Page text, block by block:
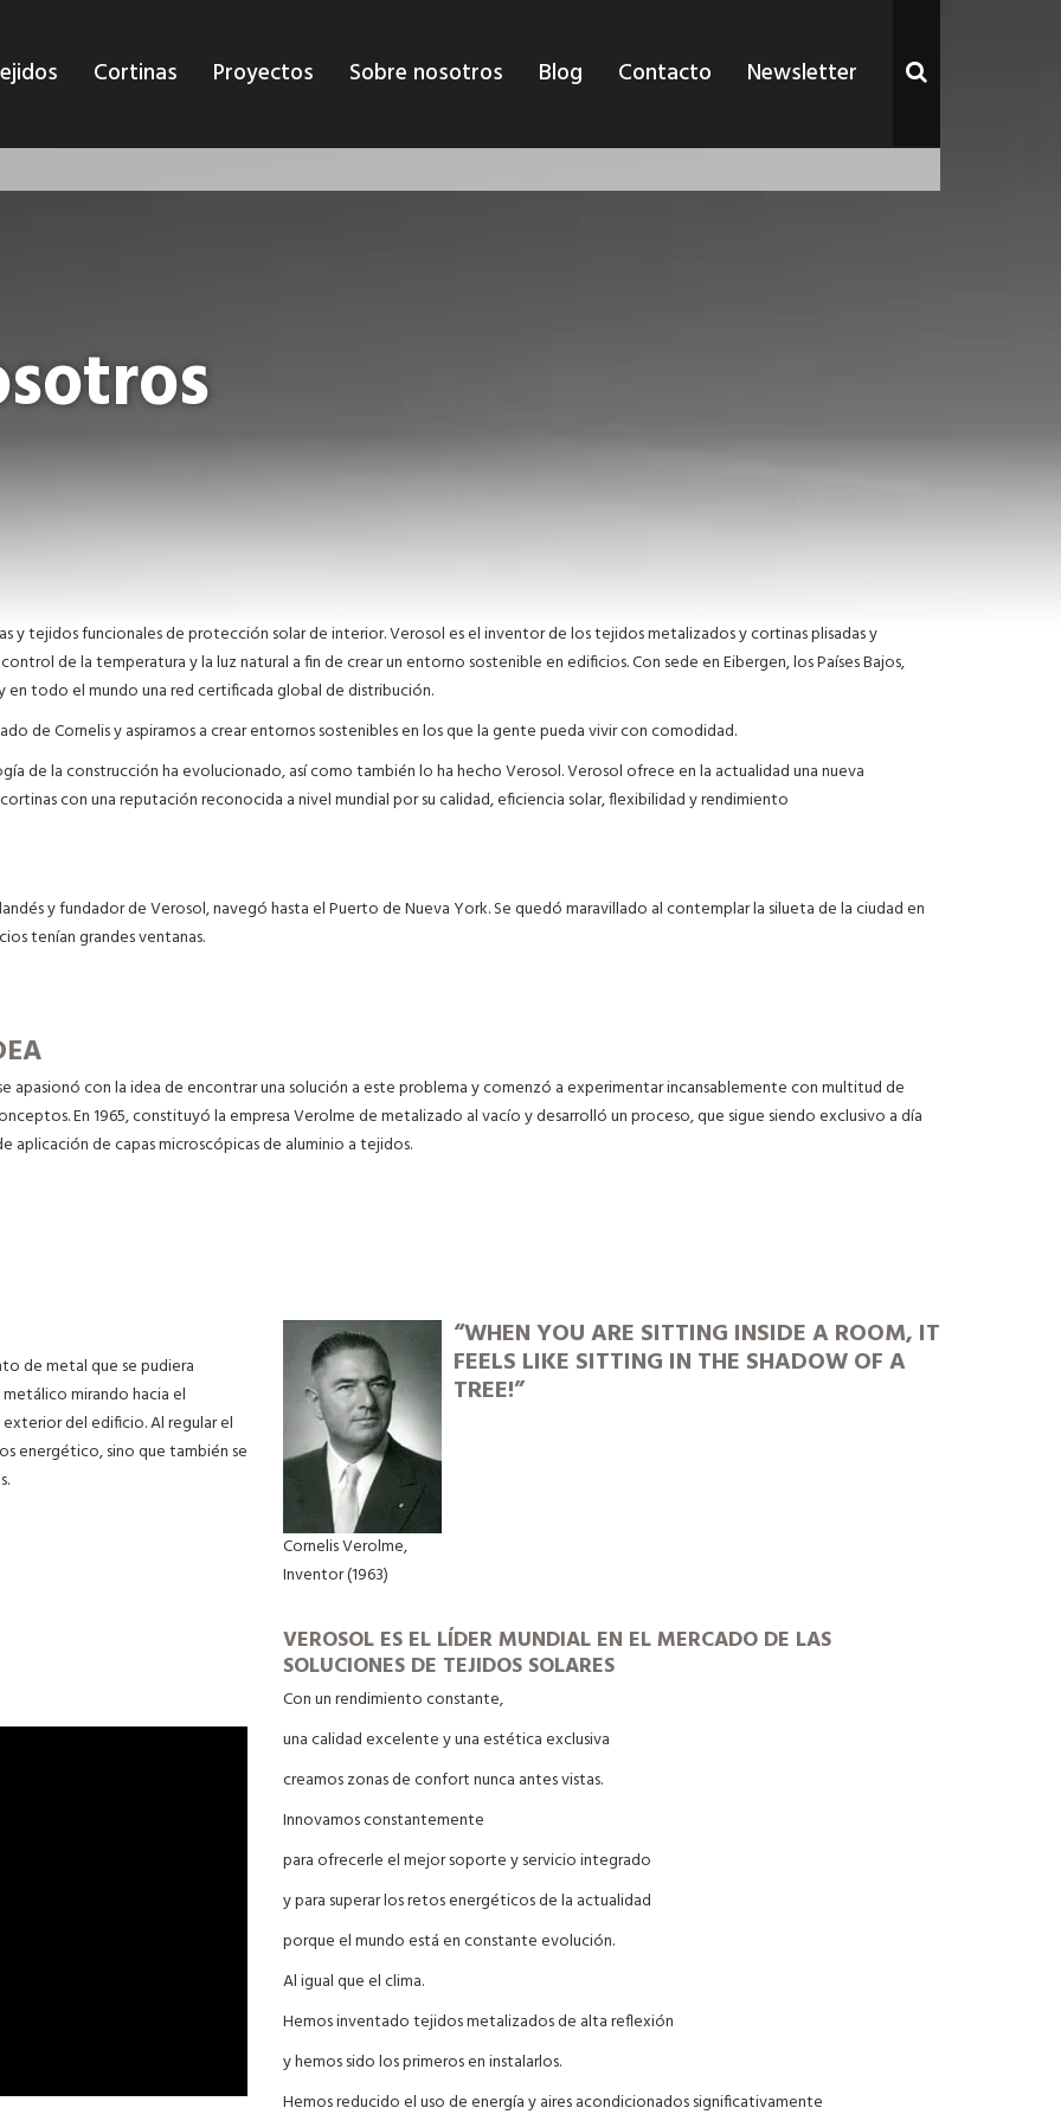
Cortinas Proyectos Sobre nosotros Blog Contacto Newsletter
y tejidos funcionales de protección solar de interior. Verosol es el inventor de los tejidos metalizados y cortinas plisadas y
de la temperatura y la luz natural a fin de crear un entorno sostenible en edificios. Con sede en Eibergen, los Países Bajos,
en todo el mundo una red certificada global de distribución.
de Cornelis y aspiramos a crear entornos sostenibles en los que la gente pueda vivir con comodidad.
de la construcción ha evolucionado, así como también lo ha hecho Verosol. Verosol ofrece en la actualidad una nueva
con una reputación reconocida a nivel mundial por su calidad, eficiencia solar, flexibilidad y rendimiento
y fundador de Verosol, navegó hasta el Puerto de Nueva York. Se quedó maravillado al contemplar la silueta de la ciudad en
tenían grandes ventanas.
apasionó con la idea de encontrar una solución a este problema y comenzó a experimentar incansablemente con multitud de
En 1965, constituyó la empresa Verolme de metalizado al vacío y desarrolló un proceso, que sigue siendo exclusivo a día
aplicación de capas microscópicas de aluminio a tejidos.
de metal que se pudiera
mirando hacia el
del edificio. Al regular el
energético, sino que también se
Cornelis Verolme,
Inventor (1963)
“WHEN YOU ARE SITTING INSIDE A ROOM, IT
FEELS LIKE SITTING IN THE SHADOW OF A
TREE!”
VEROSOL ES EL LÍDER MUNDIAL EN EL MERCADO DE LAS
SOLUCIONES DE TEJIDOS SOLARES
Con un rendimiento constante,
una calidad excelente y una estética exclusiva
creamos zonas de confort nunca antes vistas.
Innovamos constantemente
para ofrecerle el mejor soporte y servicio integrado
y para superar los retos energéticos de la actualidad
porque el mundo está en constante evolución.
Al igual que el clima.
Hemos inventado tejidos metalizados de alta reflexión
y hemos sido los primeros en instalarlos.
Hemos reducido el uso de energía y aires acondicionados significativamente